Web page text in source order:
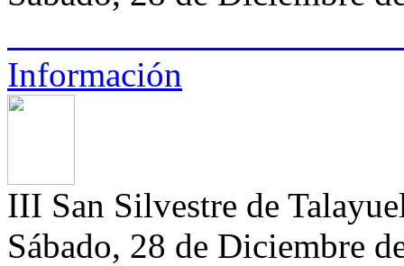
Información
III San Silvestre de
Sábado, 28 de Diciembre